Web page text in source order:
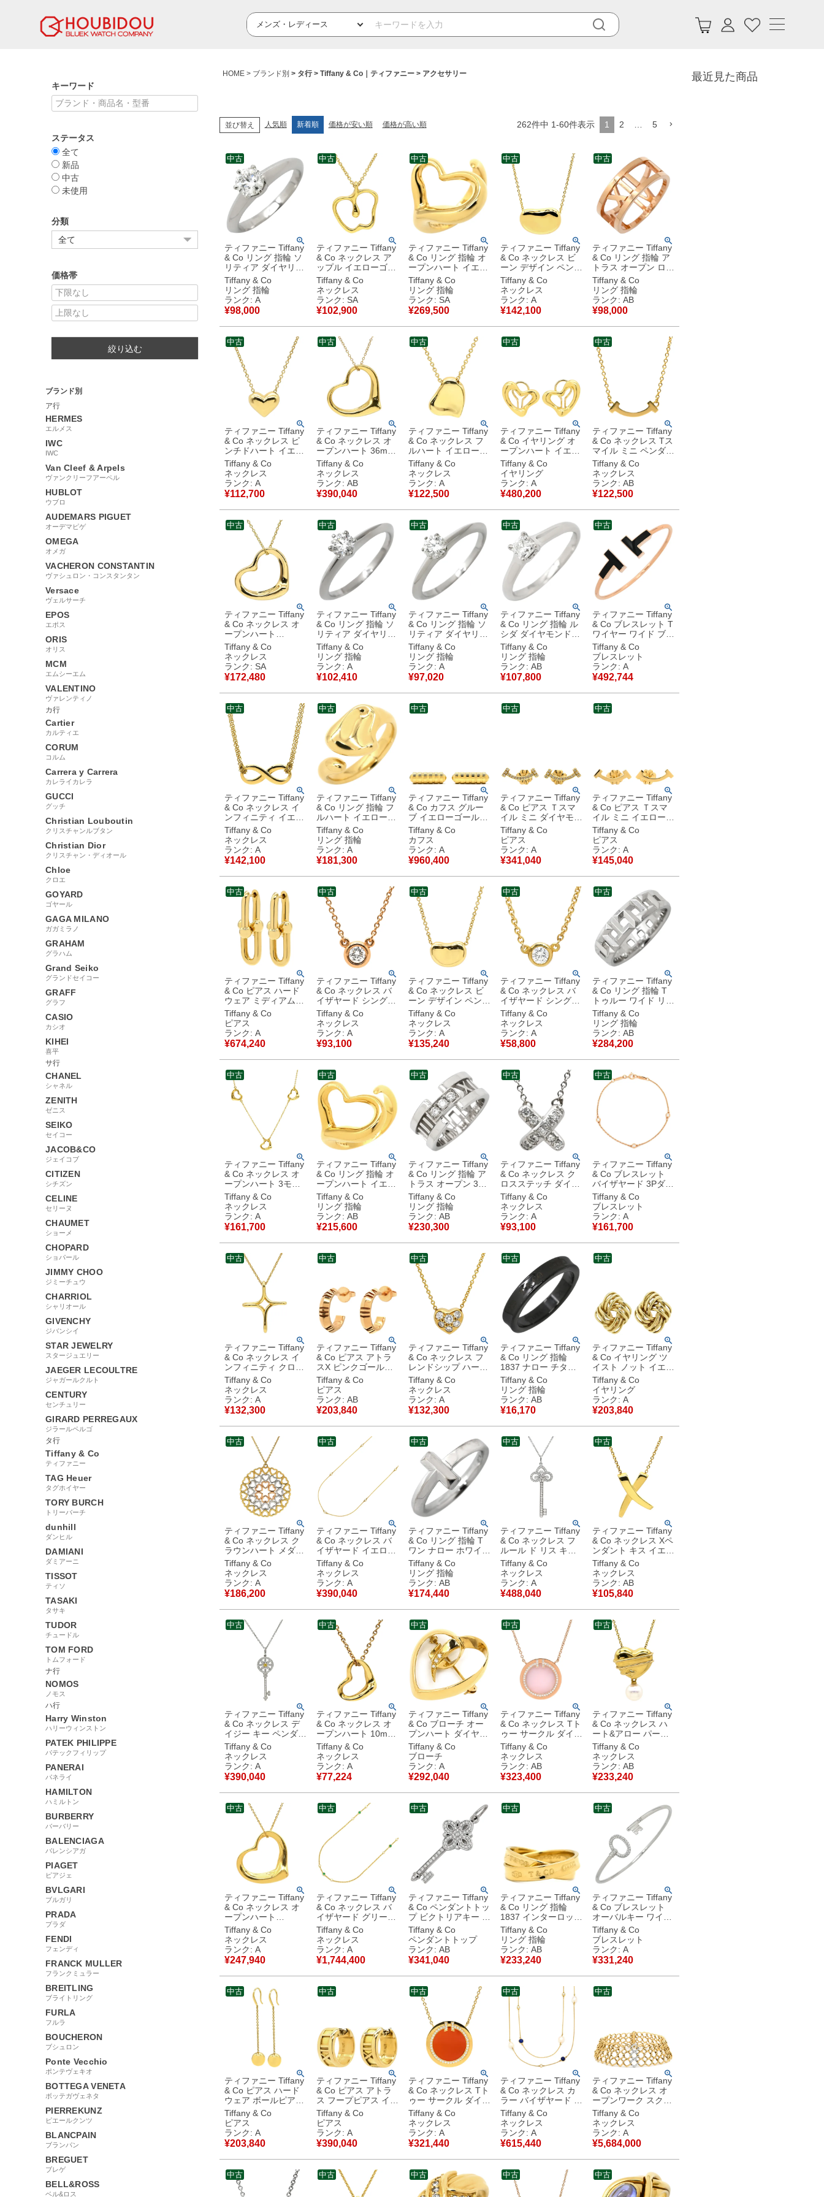
キーワード
ステータス
全て
新品
中古
未使用
分類
価格帯
絞り込む
ブランド別
ア行
HERMES
エルメス
IWC
IWC
Van Cleef & Arpels
ヴァンクリーフアーペル
HUBLOT
ウブロ
AUDEMARS PIGUET
オーデマピゲ
OMEGA
オメガ
VACHERON CONSTANTIN
ヴァシュロン・コンスタンタン
Versace
ヴェルサーチ
EPOS
エポス
ORIS
オリス
MCM
エムシーエム
VALENTINO
ヴァレンティノ
カ行
Cartier
カルティエ
CORUM
コルム
Carrera y Carrera
カレライカレラ
GUCCI
グッチ
Christian Louboutin
クリスチャンルブタン
Christian Dior
クリスチャン・ディオール
Chloe
クロエ
GOYARD
ゴヤール
GAGA MILANO
ガガミラノ
GRAHAM
グラハム
Grand Seiko
グランドセイコー
GRAFF
グラフ
CASIO
カシオ
KIHEI
喜平
サ行
CHANEL
シャネル
ZENITH
ゼニス
SEIKO
セイコー
JACOB&CO
ジェイコブ
CITIZEN
シチズン
CELINE
セリーヌ
CHAUMET
ショーメ
CHOPARD
ショパール
JIMMY CHOO
ジミーチュウ
CHARRIOL
シャリオール
GIVENCHY
ジバンシイ
STAR JEWELRY
スタージュエリー
JAEGER LECOULTRE
ジャガールクルト
CENTURY
センチュリー
GIRARD PERREGAUX
ジラールペルゴ
タ行
Tiffany & Co
ティファニー
TAG Heuer
タグホイヤー
TORY BURCH
トリーバーチ
dunhill
ダンヒル
DAMIANI
ダミアーニ
TISSOT
ティソ
TASAKI
タサキ
TUDOR
チュードル
TOM FORD
トムフォード
ナ行
NOMOS
ノモス
ハ行
Harry Winston
ハリーウィンストン
PATEK PHILIPPE
パテックフィリップ
PANERAI
パネライ
HAMILTON
ハミルトン
BURBERRY
バーバリー
BALENCIAGA
バレンシアガ
PIAGET
ピアジェ
BVLGARI
ブルガリ
PRADA
プラダ
FENDI
フェンディ
FRANCK MULLER
フランクミュラー
BREITLING
ブライトリング
FURLA
フルラ
BOUCHERON
ブシュロン
Ponte Vecchio
ポンテヴェキオ
BOTTEGA VENETA
ボッテガヴェネタ
PIERREKUNZ
ピエールクンツ
BLANCPAIN
ブランパン
BREGUET
ブレゲ
BELL&ROSS
ベル&ロス
HOME ブランド別 タ行 Tiffany & Co｜ティファニー アクセサリー
並び替え 人気順 新着順 価格が安い順 価格が高い順 262件中 1-60件表示 1 2 … 5
ティファニー Tiffany
& Co リング 指輪 ソ
リティア ダイヤリン
グ プラチナシルバー
T＆Co. 一粒 1P 立爪
0.39ct プラチナ950
4号 【箱】 【中古】
中古美品
Tiffany & Co
リング 指輪
ランク: A
¥98,000
中古
ティファニー Tiffany
& Co ネックレス ア
ップル イエローゴー
ルド T＆Co. エルサ
ペレッティ リンゴ
Au750 YG 【中古】
新品同様品
Tiffany & Co
ネックレス
ランク: SA
¥102,900
中古
ティファニー Tiffany
& Co リング 指輪 オ
ープンハート イエロ
ーゴールド T＆Co.
18K 750YG エルサ
ペレッティ 11号
【中古】新品同様品
Tiffany & Co
リング 指輪
ランク: SA
¥269,500
中古
ティファニー Tiffany
& Co ネックレス ビ
ーン デザイン ペンダ
ント 15mm イエロー
ゴールド 750YG 18
金 エルサペレッティ
【中古】中古美品
Tiffany & Co
ネックレス
ランク: A
¥142,100
中古
ティファニー Tiffany
& Co リング 指輪 ア
トラス オープン ロー
ズゴールド ピンクゴ
ールド T&Co. 18K
750 PG 7.5号 【箱】
【中古】中古品
Tiffany & Co
リング 指輪
ランク: AB
¥98,000
中古
ティファニー Tiffany
& Co ネックレス ピ
ンチドハート イエロ
ーゴールド T&Co.
18K 750 YG ミニハ
ート 【中古】中古美
品
Tiffany & Co
ネックレス
ランク: A
¥112,700
中古
ティファニー Tiffany
& Co ネックレス オ
ープンハート 36mm
イエローゴールド T
＆Co. 18K 18金 750
YG エルサペレッテ
ィ ロング ラージ
【中古】中古品
Tiffany & Co
ネックレス
ランク: AB
¥390,040
中古
ティファニー Tiffany
& Co ネックレス フ
ルハート イエローゴ
ールド T＆Co. 18K
18金 750 YG エルサ
ペレッティ 【中古】
中古美品
Tiffany & Co
ネックレス
ランク: A
¥122,500
中古
ティファニー Tiffany
& Co イヤリング オ
ープンハート イエロ
ーゴールド T＆Co.
750 18K YG エルサ
ペレッティ クリップ
式 【中古】中古美品
Tiffany & Co
イヤリング
ランク: A
¥480,200
中古
ティファニー Tiffany
& Co ネックレス Tス
マイル ミニ ペンダン
ト イエローゴールド
T＆Co. T smile
K18YG Au750 18K
18金 62617640 【中
古】中古品
Tiffany & Co
ネックレス
ランク: AB
¥122,500
中古
ティファニー Tiffany
& Co ネックレス オ
ープンハート
21.5mm イエローゴ
ールド T＆Co.
Au750 18K 18金 エ
ルサペレッティ 【中
古】新品同様品
Tiffany & Co
ネックレス
ランク: SA
¥172,480
中古
ティファニー Tiffany
& Co リング 指輪 ソ
リティア ダイヤリン
グ プラチナシルバー
T＆Co. 一粒 1P 立爪
VS1 0.32ct プラチナ
950 11.5号 【中古】
中古美品
Tiffany & Co
リング 指輪
ランク: A
¥102,410
中古
ティファニー Tiffany
& Co リング 指輪 ソ
リティア ダイヤリン
グ プラチナシルバー
T＆Co. 一粒 1P 立爪
VS1 0.32ct プラチナ
950 11.5号 【中古】
中古美品
Tiffany & Co
リング 指輪
ランク: A
¥97,020
中古
ティファニー Tiffany
& Co リング 指輪 ル
シダ ダイヤモンドリ
ング プラチナシルバ
ー T＆Co. 1石 1粒 ス
クエア 10号
5970744 【箱】 【中
古】中古品
Tiffany & Co
リング 指輪
ランク: AB
¥107,800
中古
ティファニー Tiffany
& Co ブレスレット T
ワイヤー ワイド ブラ
ック×ローズゴールド
黒 PG T&Co. Au750
18K バングル ラージ
【中古】中古美品
Tiffany & Co
ブレスレット
ランク: A
¥492,744
中古
ティファニー Tiffany
& Co ネックレス イ
ンフィニティ イエロ
ーゴールド T&Co.
Au750 18K メビウス
2連 ダブルチェーン
【中古】中古美品
Tiffany & Co
ネックレス
ランク: A
¥142,100
中古
ティファニー Tiffany
& Co リング 指輪 フ
ルハート イエローゴ
ールド T＆Co.
Au750 18K エルサ ペ
レッティ 12.5号 【中
古】中古美品
Tiffany & Co
リング 指輪
ランク: A
¥181,300
中古
ティファニー Tiffany
& Co カフス グルー
ブ イエローゴールド
T&Co. Au750 18K カ
フリンクス カフスボ
タン ダンベル型 パロ
マピカソ 【中古】中
古美品
Tiffany & Co
カフス
ランク: A
¥960,400
中古
ティファニー Tiffany
& Co ピアス Ｔスマ
イル ミニ ダイヤモン
ド イエローゴールド
Au750 18K 18金
60150725 【中古】
中古美品
Tiffany & Co
ピアス
ランク: A
¥341,040
中古
ティファニー Tiffany
& Co ピアス Ｔスマ
イル ミニ イエローゴ
ールド Au750 18K
18金 60150766 【中
古】中古美品
Tiffany & Co
ピアス
ランク: A
¥145,040
中古
ティファニー Tiffany
& Co ピアス ハード
ウェア ミディアムリ
ンク イエローゴール
ド T&Co. Au750 18K
18金 ゲージリンク
【中古】中古美品
Tiffany & Co
ピアス
ランク: A
¥674,240
中古
ティファニー Tiffany
& Co ネックレス バ
イザヤード シングル
ダイヤモンド ピンク
ゴールド T&Co. ペレ
ッティ 750 ローズゴ
ールド 【中古】中古
美品
Tiffany & Co
ネックレス
ランク: A
¥93,100
中古
ティファニー Tiffany
& Co ネックレス ビ
ーン デザイン ペンダ
ント 10.5mm イエロ
ーゴールド 750YG
18金 エルサペレッテ
ィ 【中古】中古美品
Tiffany & Co
ネックレス
ランク: A
¥135,240
中古
ティファニー Tiffany
& Co ネックレス バ
イザヤード シングル
ダイヤモンド ペンダ
ント イエローゴール
ド 18K AU750 YG
1P 1粒 エルサペレッ
ティ 【中古】中古美
品
Tiffany & Co
ネックレス
ランク: A
¥58,800
中古
ティファニー Tiffany
& Co リング 指輪 T
トゥルー ワイド リン
グ ホワイトゴールド
T＆Co. AU750 18K
WG Tパターン 10号
62509244 【中古】
中古品
Tiffany & Co
リング 指輪
ランク: AB
¥284,200
中古
ティファニー Tiffany
& Co ネックレス オ
ープンハート 3モチ
ーフ イエローゴール
ド T＆Co. 18K 18金
750 YG エルサペレ
ッティ 【中古】中古
美品
Tiffany & Co
ネックレス
ランク: A
¥161,700
中古
ティファニー Tiffany
& Co リング 指輪 オ
ープンハート イエロ
ーゴールド T＆Co.
18K 750YG エルサ
ペレッティ 10.5号
【中古】中古品
Tiffany & Co
リング 指輪
ランク: AB
¥215,600
中古
ティファニー Tiffany
& Co リング 指輪 ア
トラス オープン 3P
ダイヤ ホワイゴール
ド T&Co. 18K 750
WG 3石 ダイヤモン
ド 12.5号 【箱】
【中古】中古品
Tiffany & Co
リング 指輪
ランク: AB
¥230,300
中古
ティファニー Tiffany
& Co ネックレス ク
ロスステッチ ダイヤ
プラチナシルバー
PT950 プラチナ クロ
ス X ペンダント 【中
古】中古美品
Tiffany & Co
ネックレス
ランク: A
¥93,100
中古
ティファニー Tiffany
& Co ブレスレット
バイザヤード 3Pダイ
ヤ ピンクゴールド
Au750 18K 18金
T&Co. エルサペレッ
ティ 60141638 【中
古】中古美品
Tiffany & Co
ブレスレット
ランク: A
¥161,700
中古
ティファニー Tiffany
& Co ネックレス イ
ンフィニティ クロス
イエローゴールド
750YG 18K 18金 エ
ルサペレッティ 【中
古】中古美品
Tiffany & Co
ネックレス
ランク: A
¥132,300
中古
ティファニー Tiffany
& Co ピアス アトラ
スX ピンクゴールド
T＆Co. Au750 750
PG フープ ローマ数
字 【箱】 【中古】中
古品
Tiffany & Co
ピアス
ランク: AB
¥203,840
中古
ティファニー Tiffany
& Co ネックレス フ
レンドシップ ハート
6Pダイヤ イエローゴ
ールド T＆Co. 18K
18金 750 YG 【箱】
【中古】中古美品
Tiffany & Co
ネックレス
ランク: A
¥132,300
中古
ティファニー Tiffany
& Co リング 指輪
1837 ナロー チタン
ブラック TIFFANY＆
Co. ブラックチタン
17.5号 【中古】中古
品
Tiffany & Co
リング 指輪
ランク: AB
¥16,170
中古
ティファニー Tiffany
& Co イヤリング ツ
イスト ノット イエロ
ーゴールド T＆Co.
14K 14金 クリップタ
イプ ヴィンテージ
【中古】中古美品
Tiffany & Co
イヤリング
ランク: A
¥203,840
中古
ティファニー Tiffany
& Co ネックレス ク
ラウンハート メダリ
オン イエローゴール
ド×ローズゴールド×
ホワイトゴールド
T&Co. K18 Au750 3
カラー スリーゴール
ド パロマピカソ 【中
古】中古美品
Tiffany & Co
ネックレス
ランク: A
¥186,200
中古
ティファニー Tiffany
& Co ネックレス バ
イザヤード イエロー
ゴールド ダイヤモン
ド エルサペレッティ
18K 750 YG 【中
古】中古美品
Tiffany & Co
ネックレス
ランク: A
¥390,040
中古
ティファニー Tiffany
& Co リング 指輪 T
ワン ナロー ホワイト
ゴールド T&Co.
Au750 18K WG 2号
【中古】中古品
Tiffany & Co
リング 指輪
ランク: AB
¥174,440
中古
ティファニー Tiffany
& Co ネックレス フ
ルール ド リス キー
プラチナシルバー T
＆Co. プラチナ 950
【箱】 【中古】中古
美品
Tiffany & Co
ネックレス
ランク: A
¥488,040
中古
ティファニー Tiffany
& Co ネックレス Xペ
ンダント キス イエロ
ーゴールド T＆Co.
18K 750 YG パロマ
ピカソ 【中古】中古
品
Tiffany & Co
ネックレス
ランク: AB
¥105,840
中古
ティファニー Tiffany
& Co ネックレス デ
イジー キー ペンダン
ト プラチナシルバー
×イエローゴールド
プラチナ K18 YG ダ
イヤモンド 鍵 【中
古】中古美品
Tiffany & Co
ネックレス
ランク: A
¥390,040
中古
ティファニー Tiffany
& Co ネックレス オ
ープンハート 10mm
イエローゴールド T
＆Co. Au750 18K 18
金 エルサペレッティ
ミニ 【中古】中古美
品
Tiffany & Co
ネックレス
ランク: A
¥77,224
中古
ティファニー Tiffany
& Co ブローチ オー
プンハート ダイヤモ
ンド イエローゴール
ド Au750 18K パロマ
ピカソ 3石 3粒 【中
古】中古美品
Tiffany & Co
ブローチ
ランク: A
¥292,040
中古
ティファニー Tiffany
& Co ネックレス Tト
ゥー サークル ダイヤ
ピンクオパール ピン
ク×ローズゴールド
ピンクゴールド T＆
Co. Au750 18K ピン
ク 丸型 ラウンド
【中古】中古品
Tiffany & Co
ネックレス
ランク: AB
¥323,400
中古
ティファニー Tiffany
& Co ネックレス ハ
ート&アロー パール
ホワイト×イエローゴ
ールド T＆Co. 18K
750 YG 【中古】中
古品
Tiffany & Co
ネックレス
ランク: AB
¥233,240
中古
ティファニー Tiffany
& Co ネックレス オ
ープンハート
27.5mm イエローゴ
ールド T＆Co. 18K
18金 750 YG エルサ
ペレッティ 【中古】
中古美品
Tiffany & Co
ネックレス
ランク: A
¥247,940
中古
ティファニー Tiffany
& Co ネックレス バ
イザヤード グリーン
×イエローゴールド
ダイヤ エメラルド エ
ルサペレッティ 18K
750YG 【中古】中古
美品
Tiffany & Co
ネックレス
ランク: A
¥1,744,400
中古
ティファニー Tiffany
& Co ペンダントトッ
プ ビクトリアキー ホ
ワイトゴールド T＆
Co. Au750 18K 18金
鍵モチーフ パヴェ ダ
イヤモンド 【中古】
中古品
Tiffany & Co
ペンダントトップ
ランク: AB
¥341,040
中古
ティファニー Tiffany
& Co リング 指輪
1837 インターロッキ
ング サークル イエロ
ーゴールド T＆Co.
750 750YG Wリング
8号 【中古】中古品
Tiffany & Co
リング 指輪
ランク: AB
¥233,240
中古
ティファニー Tiffany
& Co ブレスレット
オーバルキー ワイヤ
ー ダイヤ ホワイトゴ
ールド T&Co. Au750
18K バングル 【中
古】中古美品
Tiffany & Co
ブレスレット
ランク: A
¥331,240
中古
ティファニー Tiffany
& Co ピアス ハード
ウェア ボールピアス
イエローゴールド T
＆Co. Au750 750 チ
ェーン フック 【中
古】中古美品
Tiffany & Co
ピアス
ランク: A
¥203,840
中古
ティファニー Tiffany
& Co ピアス アトラ
ス フープピアス イエ
ローゴールド T＆Co.
Au750 750 YG ロー
マ数字 【中古】中古
美品
Tiffany & Co
ピアス
ランク: A
¥390,040
中古
ティファニー Tiffany
& Co ネックレス Tト
ゥー サークル ダイヤ
カーネリアン レッド
×イエローゴールド T
＆Co. Au750 18K 赤
丸型 ラウンド 【中
古】中古美品
Tiffany & Co
ネックレス
ランク: A
¥321,440
中古
ティファニー Tiffany
& Co ネックレス カ
ラー バイザヤード ス
プリンクル パールホ
ワイト×ブルー×イエ
ローゴールド ダイヤ
パール ラピスラズリ
エルサペレッティ
【中古】中古美品
Tiffany & Co
ネックレス
ランク: A
¥615,440
中古
ティファニー Tiffany
& Co ネックレス オ
ープンワーク スクエ
アリンク ダイヤ イエ
ローゴールド×プラチ
ナシルバー T＆Co.
750 18K プラチナ コ
ンビ パロマピカソ
【中古】中古美品
Tiffany & Co
ネックレス
ランク: A
¥5,684,000
中古
中古 中古 中古 中古 中古
最近見た商品